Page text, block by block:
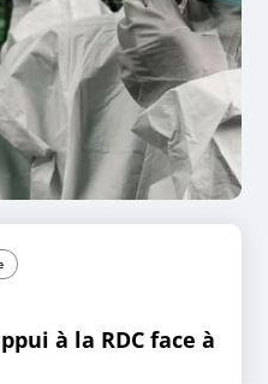
à la RDC face à